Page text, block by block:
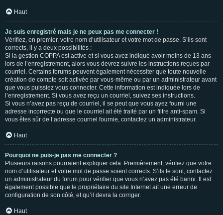
Haut
Je suis enregistré mais je ne peux pas me connecter !
Vérifiez, en premier, votre nom d’utilisateur et votre mot de passe. S’ils sont
corrects, il y a deux possibilités :
Si la gestion COPPA est active et si vous avez indiqué avoir moins de 13 ans
lors de l’enregistrement, alors vous devrez suivre les instructions reçues par
courriel. Certains forums peuvent également nécessiter que toute nouvelle
création de compte soit activée par vous-même ou par un administrateur avant
que vous puissiez vous connecter. Cette information est indiquée lors de
l’enregistrement. Si vous avez reçu un courriel, suivez ses instructions.
Si vous n’avez pas reçu de courriel, il se peut que vous ayez fourni une
adresse incorrecte ou que le courriel ait été traité par un filtre anti-spam. Si
vous êtes sûr de l’adresse courriel fournie, contactez un administrateur.
Haut
Pourquoi ne puis-je pas me connecter ?
Plusieurs raisons pourraient expliquer cela. Premièrement, vérifiez que votre
nom d’utilisateur et votre mot de passe soient corrects. S’ils le sont, contactez
un administrateur du forum pour vérifier que vous n’avez pas été banni. Il est
également possible que le propriétaire du site Internet ait une erreur de
configuration de son côté, et qu’il devra la corriger.
Haut